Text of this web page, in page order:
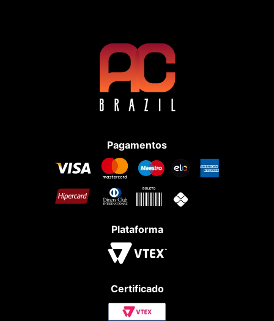
Pagamentos
Plataforma
Certificado